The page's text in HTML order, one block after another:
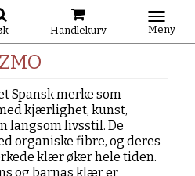
Handlekurv Meny
Spansk merke som
kjærlighet, kunst,
langsom livsstil. De
organiske fibre, og deres
klær øker hele tiden.
og barnas klær er